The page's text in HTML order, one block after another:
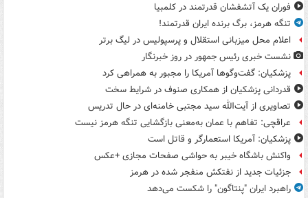
فوران یک آتشفشان قدرتمند در کلمبیا
تنگه هرمز، برگ برنده ایران قدرتمند!
اعلام محل میزبانی استقلال و پرسپولیس در لیگ برتر
نشست خبری رئیس جمهور در روز خبرنگار
پزشکیان: گفت‌وگوها آمریکا را مجبور به همراهی کرد
قدردانی پزشکیان از همکاری صنوف در شرایط سخت
تصاویری از آیت‌الله سید مجتبی خامنه‌ای در حال تدریس
عراقچی: تفاهم با عمان به‌معنی بازگشایی تنگه هرمز نیست
پزشکیان: آمریکا استعمارگر و قاتل است
واکنش باشگاه خیبر به حواشی صفحات مجازی +عکس
جزئیات جدید از نفتکش منفجر شده در هرمز
راهبرد ایران "پنتاگون" را شکست می‌دهد